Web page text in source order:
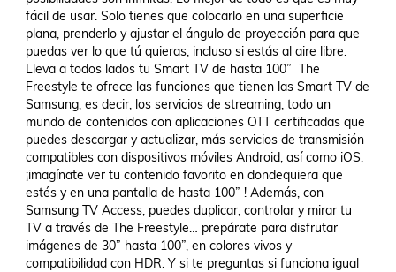
fácil de usar. Solo tienes que colocarlo en una superficie
plana, prenderlo y ajustar el ángulo de proyección para que
puedas ver lo que tú quieras, incluso si estás al aire libre.
Lleva a todos lados tu Smart TV de hasta 100”  The
Freestyle te ofrece las funciones que tienen las Smart TV de
Samsung, es decir, los servicios de streaming, todo un
mundo de contenidos con aplicaciones OTT certificadas que
puedes descargar y actualizar, más servicios de transmisión
compatibles con dispositivos móviles Android, así como iOS,
¡imagínate ver tu contenido favorito en dondequiera que
estés y en una pantalla de hasta 100” ! Además, con
Samsung TV Access, puedes duplicar, controlar y mirar tu
TV a través de The Freestyle… prepárate para disfrutar
imágenes de 30” hasta 100”, en colores vivos y
compatibilidad con HDR. Y si te preguntas si funciona igual